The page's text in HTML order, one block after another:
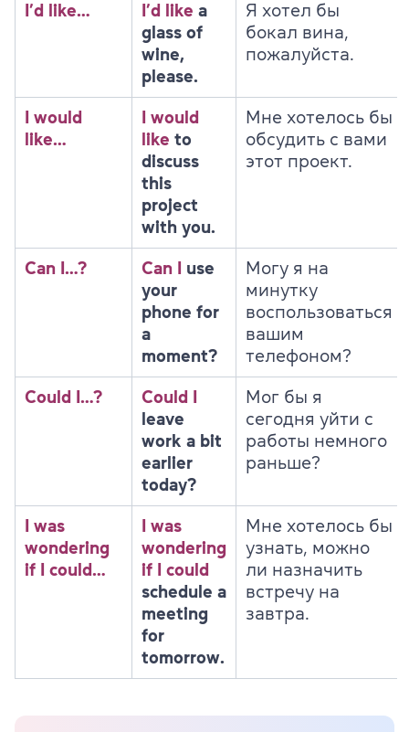
I’d like… I’d like a
glass of
wine,
please.
Я хотел бы
бокал вина,
пожалуйста.
I would
like…
I would
like to
discuss
this
project
with you.
Мне хотелось бы
обсудить с вами
этот проект.
Can I…? Can I
use
your
phone for
a
moment?
Могу я на
минутку
воспользоваться
вашим
телефоном?
Could I…?
Could I
leave
work a bit
earlier
today?
Мог бы я
сегодня уйти с
работы немного
раньше?
I was
wondering
if I could…
I was
wondering
if I could
schedule a
meeting
for
tomorrow.
Мне хотелось бы
узнать, можно
ли назначить
встречу на
завтра.